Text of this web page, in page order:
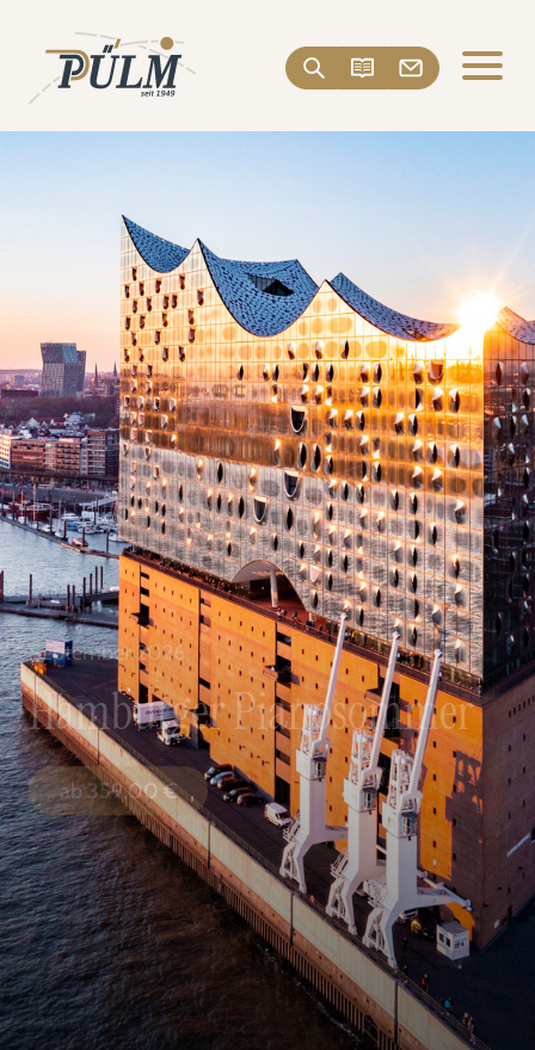
September 2026
Hamburger Pianosommer
ab359,00 €